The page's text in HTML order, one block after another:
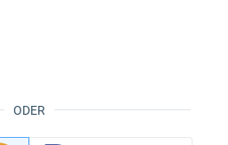
ODER